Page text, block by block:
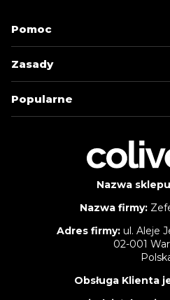
Pomoc
Zasady
Popularne
Nazwa
Nazwa firmy:
Adres firmy:ul. Aleje
02-001
Obsługa Klienta